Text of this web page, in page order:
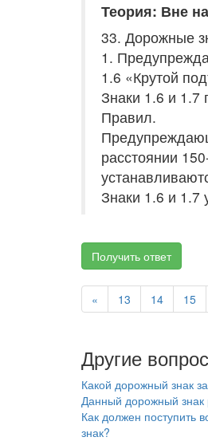
Теория: Вне
33. Дорожные
1.
1.6 «Крутой
Знаки 1.6 и 1.7
Правил.
расстоянии
Знаки 1.6 и 1.7
Получить ответ
« 13 14 15
Другие
Какой дорожный знак
Данный дорожный знак
Как должен поступить
знак?